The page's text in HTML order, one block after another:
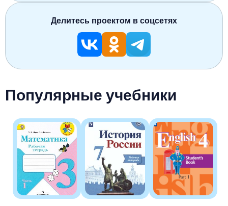
Популярные учебники
Делитесь проектом в соцсетях